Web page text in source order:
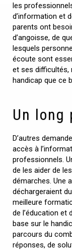
les
d’information et
parents ont
d’angoisse, de
lesquels
écoute sont
et ses difficultés,
handicap que ce
Un long
D’autres
accès à
professionnels.
de les aider de
démarches. Une
déchargeraient
meilleure
de l’éducation et
base sur le
parcours du
réponses, de